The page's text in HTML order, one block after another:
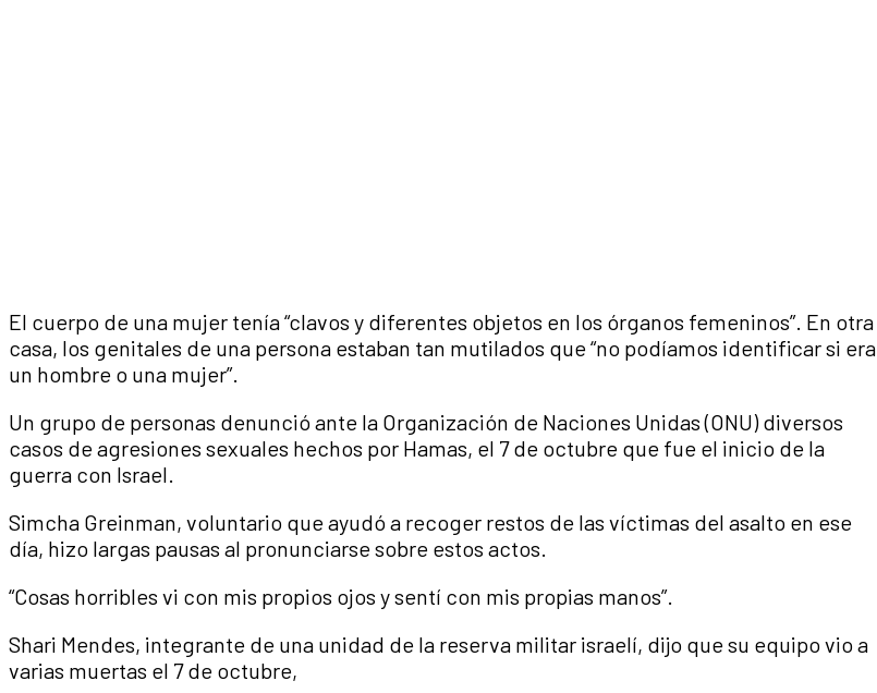
El cuerpo de una mujer tenía “clavos y diferentes objetos en los órganos femeninos”. En otra
casa, los genitales de una persona estaban tan mutilados que “no podíamos identificar si era
un hombre o una mujer”.
Un grupo de personas denunció ante la Organización de Naciones Unidas (ONU) diversos
casos de agresiones sexuales hechos por Hamas, el 7 de octubre que fue el inicio de la
guerra con Israel.
Simcha Greinman, voluntario que ayudó a recoger restos de las víctimas del asalto en ese
día, hizo largas pausas al pronunciarse sobre estos actos.
“Cosas horribles vi con mis propios ojos y sentí con mis propias manos”.
Shari Mendes, integrante de una unidad de la reserva militar israelí, dijo que su equipo vio a
varias muertas el 7 de octubre,